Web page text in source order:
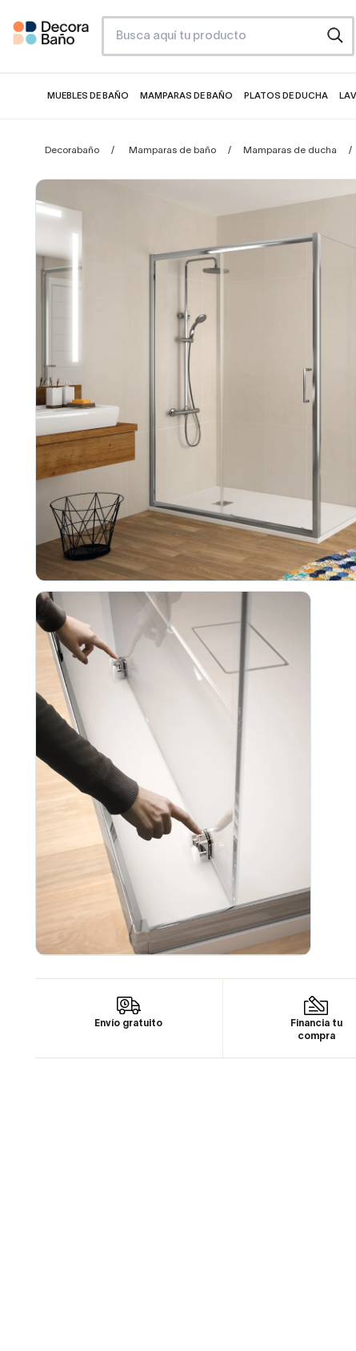
MUEBLES DE BAÑO MAMPARAS DE BAÑO PLATOS DE DUCHA
Decorabaño Mamparas de baño Mamparas de ducha
Envío gratuito
Financia tu
compra